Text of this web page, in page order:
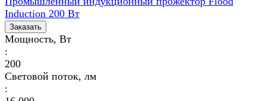
Induction 200 Вт
Заказать
Мощность, Вт
:
200
Световой поток, лм
: